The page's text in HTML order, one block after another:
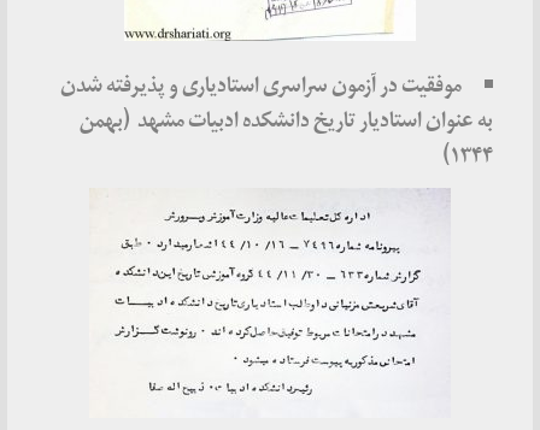
موفقیت در آزمون سراسری استادیاری و پذیرفته شدن
به عنوان استادیار تاریخ دانشکده ادبیات مشهد (بهمن
۱۳۴۴)